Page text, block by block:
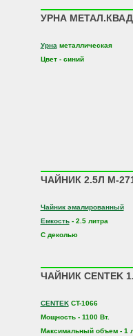
УРНА
Урна металлическая
Цвет - синий
ЧАЙНИК 2.5Л М-
Чайник эмалированный
Емкость- 2.5 литра
С деколью
ЧАЙНИК CENTEK
CENTEKCT-1066
Мощность - 1100 Вт.
Максимальный объем - 1